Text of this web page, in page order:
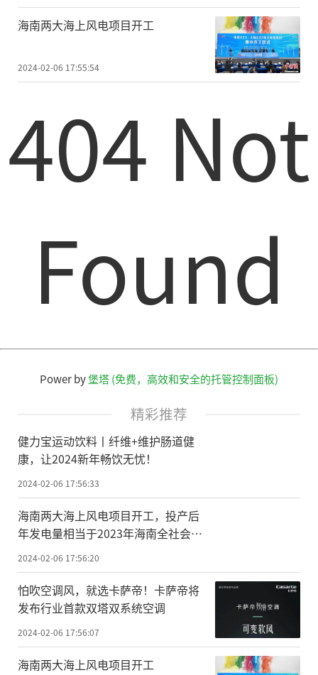
海南两大海上风电项目开工
2024-02-06 17:55:54
404 Not
Found
Power by堡塔 (免费，高效和安全的托管控制面板)
精彩推荐
健力宝运动饮料丨纤维+维护肠道健
康，让2024新年畅饮无忧！
2024-02-06 17:56:33
海南两大海上风电项目开工，投产后
年发电量相当于2023年海南全社会用
电量的15%
2024-02-06 17:56:20
怕吹空调风，就选卡萨帝！卡萨帝将
发布行业首款双塔双系统空调
2024-02-06 17:56:07
海南两大海上风电项目开工